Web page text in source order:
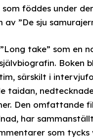
föddes under
av ”De sju
take” som en
Boken
särskilt i
taidan,
Den omfattande
har
som tycks